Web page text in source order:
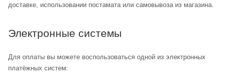
доставке, использовании постамата или самовывоза из магазина.
Электронные системы
Для оплаты вы можете воспользоваться одной из электронных
платёжных систем: